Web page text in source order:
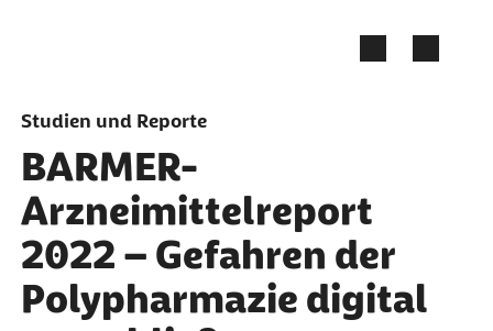
Studien und Reporte
BARMER-
Arzneimittelreport
2022 – Gefahren der
Polypharmazie digital